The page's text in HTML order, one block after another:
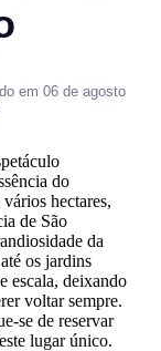
em 06 de agosto
do
hectares,
de São
da
os jardins
escala, deixando
voltar sempre.
se de reservar
lugar único.